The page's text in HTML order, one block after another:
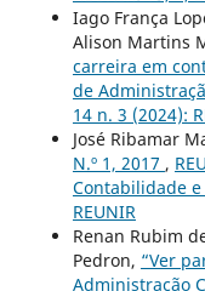
Iago França
Alison Martins
carreira em
de
14 n. 3 (2024):
José Ribamar
N.º 1, 2017 ,
Contabilidade
REUNIR
Renan Rubim
Pedron, “Ver
Administração